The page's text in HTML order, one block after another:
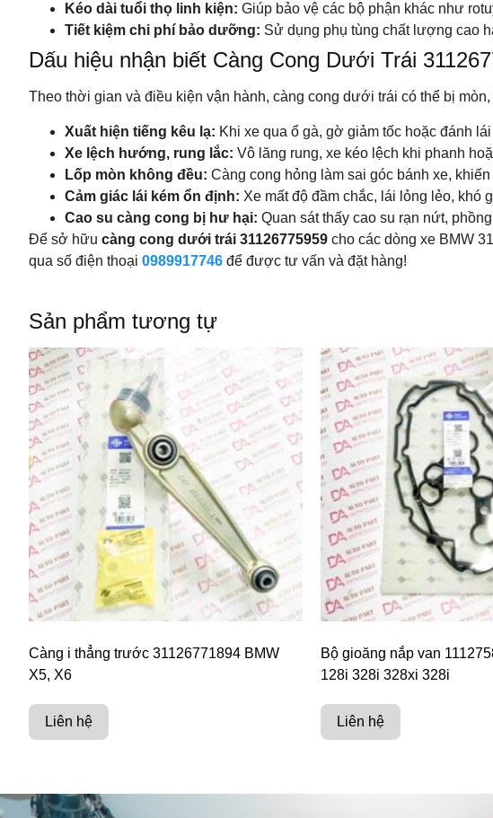
Kéo dài tuổi thọ linh kiện: Giúp bảo vệ các bộ phận khác như
Tiết kiệm chi phí bảo dưỡng: Sử dụng phụ tùng chất lượng cao
Dấu hiệu nhận biết Càng Cong Dưới Trái
Theo thời gian và điều kiện vận hành, càng cong dưới trái có thể bị
Xuất hiện tiếng kêu lạ: Khi xe qua ổ gà, gờ giảm tốc hoặc đánh
Xe lệch hướng, rung lắc: Vô lăng rung, xe kéo lệch khi phanh
Lốp mòn không đều: Càng cong hỏng làm sai góc bánh xe,
Cảm giác lái kém ổn định: Xe mất độ đầm chắc, lái lỏng lẻo, khó
Cao su càng cong bị hư hại: Quan sát thấy cao su rạn nứt,
Để sở hữu càng cong dưới trái 31126775959 cho các dòng xe BMW
qua số điện thoại 0989917746 để được tư vấn và đặt hàng!
Sản phẩm tương tự
Càng i thẳng trước 31126771894 BMW
X5, X6
Liên hệ
Bộ gioăng nắp van
128i 328i 328xi 328i
Liên hệ